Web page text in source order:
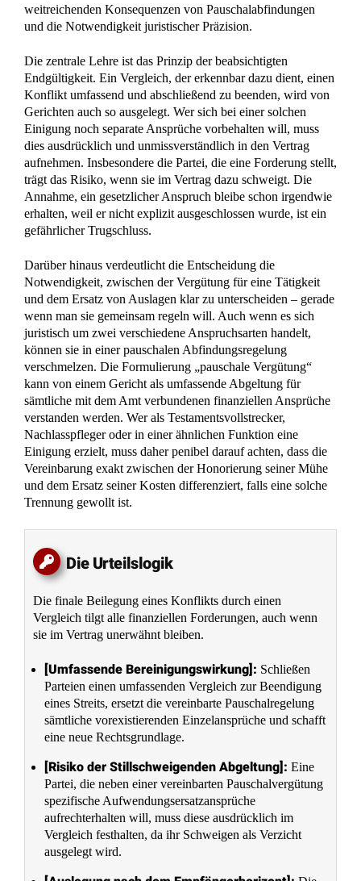
weitreichenden Konsequenzen von Pauschalabfindungen
und die Notwendigkeit juristischer Präzision.
Die zentrale Lehre ist das Prinzip der beabsichtigten
Endgültigkeit. Ein Vergleich, der erkennbar dazu dient, einen
Konflikt umfassend und abschließend zu beenden, wird von
Gerichten auch so ausgelegt. Wer sich bei einer solchen
Einigung noch separate Ansprüche vorbehalten will, muss
dies ausdrücklich und unmissverständlich in den Vertrag
aufnehmen. Insbesondere die Partei, die eine Forderung stellt,
trägt das Risiko, wenn sie im Vertrag dazu schweigt. Die
Annahme, ein gesetzlicher Anspruch bleibe schon irgendwie
erhalten, weil er nicht explizit ausgeschlossen wurde, ist ein
gefährlicher Trugschluss.
Darüber hinaus verdeutlicht die Entscheidung die
Notwendigkeit, zwischen der Vergütung für eine Tätigkeit
und dem Ersatz von Auslagen klar zu unterscheiden – gerade
wenn man sie gemeinsam regeln will. Auch wenn es sich
juristisch um zwei verschiedene Anspruchsarten handelt,
können sie in einer pauschalen Abfindungsregelung
verschmelzen. Die Formulierung „pauschale Vergütung“
kann von einem Gericht als umfassende Abgeltung für
sämtliche mit dem Amt verbundenen finanziellen Ansprüche
verstanden werden. Wer als Testamentsvollstrecker,
Nachlasspfleger oder in einer ähnlichen Funktion eine
Einigung erzielt, muss daher penibel darauf achten, dass die
Vereinbarung exakt zwischen der Honorierung seiner Mühe
und dem Ersatz seiner Kosten differenziert, falls eine solche
Trennung gewollt ist.
Die Urteilslogik
Die finale Beilegung eines Konflikts durch einen
Vergleich tilgt alle finanziellen Forderungen, auch wenn
sie im Vertrag unerwähnt bleiben.
[Umfassende Bereinigungswirkung]: Schließen
Parteien einen umfassenden Vergleich zur Beendigung
eines Streits, ersetzt die vereinbarte Pauschalregelung
sämtliche vorexistierenden Einzelansprüche und schafft
eine neue Rechtsgrundlage.
[Risiko der Stillschweigenden Abgeltung]: Eine
Partei, die neben einer vereinbarten Pauschalvergütung
spezifische Aufwendungsersatzansprüche
aufrechterhalten will, muss diese ausdrücklich im
Vergleich festhalten, da ihr Schweigen als Verzicht
ausgelegt wird.